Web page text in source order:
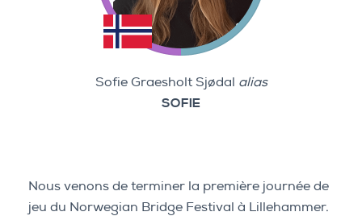
Sofie Graesholt Sjødal alias
SOFIE
Nous venons de terminer la première journée de
jeu du Norwegian Bridge Festival à Lillehammer.